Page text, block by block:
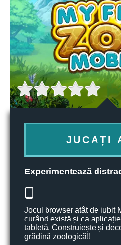
JUCAȚI
Experimentează
Jocul browser atât de iubit
curând există și ca
tabletă. Construiește și
grădină zoologică!!